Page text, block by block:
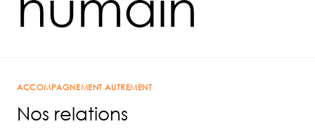
ACCOMPAGNEMENT AUTREMENT
Nos relations